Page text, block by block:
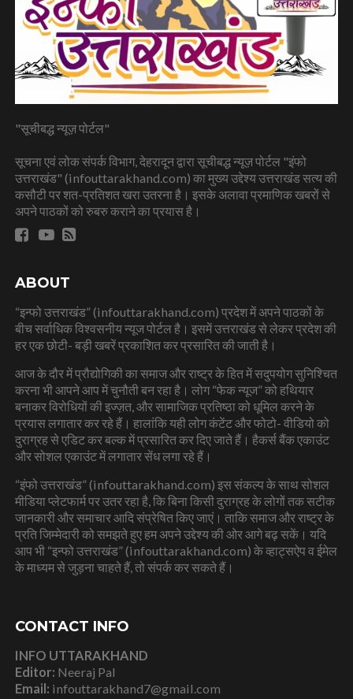
"सूचीबद्ध न्यूज़ पोर्टल"
सूचना एवं लोक संपर्क विभाग, देहरादून द्वारा सूचीबद्ध न्यूज़ पोर्टल "इंफो
उत्तराखंड" (infouttarakhand.com) का मुख्य उद्देश्य उत्तराखंड सत्य की
कसौटी पर शत-प्रतिशत खरा उतरना है। इसके अलावा प्रमाणिक खबरों से
अपने पाठकों को रुबरु कराने का प्रयास है।
ABOUT
“इन्फो उत्तराखंड” (infouttarakhand.com) प्रदेश में अपने पाठकों के
बीच सर्वाधिक विश्वसनीय न्यूज पोर्टल है। इसमें उत्तराखंड से लेकर प्रदेश की
हर एक छोटी- बड़ी खबरें प्रकाशित कर प्रसारित की जाती है।
आज के दौर में प्रौद्योगिकी का समाज और राष्ट्र के हित में सदुपयोग सुनिश्चित
करना भी आपने आप में चुनौती बन रहा है। लोग “फेक न्यूज” को हथियार
बनाकर विरोधियों की इज्ज़त, और सामाजिक प्रतिष्ठा को धूमिल करने के
प्रयास लगातार कर रहे हैं। हालांकि यही लोग कंटेंट और फोटो- वीडियो को
दुराग्रह से एडिट कर बल्क में प्रसारित कर दिए जाते हैं। हैकर्स बैंक एकाउंट
और सोशल एकाउंट में लगातार सेंध लगा रहे हैं।
“इंफो उत्तराखंड” (infouttarakhand.com) इस संकल्प के साथ सोशल
मीडिया प्लेटफार्म पर उतर रहा है, कि बिना किसी दुराग्रह के लोगों तक सटीक
जानकारी और समाचार आदि संप्रेषित किए जाएं। ताकि समाज और राष्ट्र के
प्रति जिम्मेदारी को समझते हुए हम अपने उद्देश्य की ओर आगे बढ़ सकें। यदि
आप भी “इन्फो उत्तराखंड” (infouttarakhand.com) के व्हाट्सऐप व ईमेल
के माध्यम से जुड़ना चाहते हैं, तो संपर्क कर सकते हैं।
CONTACT INFO
INFO UTTARAKHAND
Editor: Neeraj Pal
Email: infouttarakhand7@gmail.com